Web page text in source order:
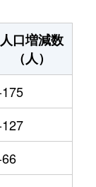
人口増減数
（人）